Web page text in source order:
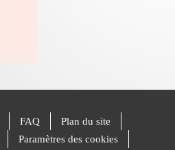
FAQ
Plan du site
Paramètres des cookies